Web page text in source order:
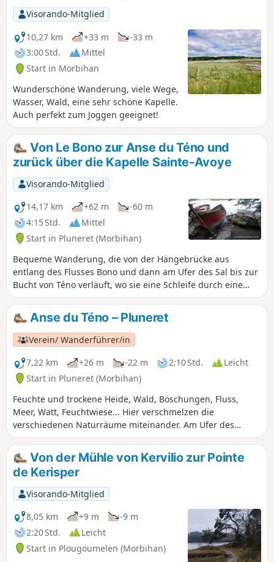
Visorando-Mitglied
10,27 km
+33 m
-33 m
3:00 Std.
Mittel
Start in Morbihan
Wunderschöne Wanderung, viele Wege,
Wasser, Wald, eine sehr schöne Kapelle.
Auch perfekt zum Joggen geeignet!
Von Le Bono zur Anse du Téno und
zurück über die Kapelle Sainte-Avoye
Visorando-Mitglied
14,17 km
+62 m
-60 m
4:15 Std.
Mittel
Start in Pluneret (Morbihan)
Bequeme Wanderung, die von der Hängebrücke aus
entlang des Flusses Bono und dann am Ufer des Sal bis zur
Bucht von Téno verläuft, wo sie eine Schleife durch eine
Landschaft aus Schilfgürteln, Feuchtwiesen und Watt bildet,
die über einen mehrere hundert Meter langen Holzsteg
zugänglich ist. Eine Anlage ermöglicht es, diesen
natürlichen Lebensraum, der zahlreiche seltene Pflanzen-
und Tierarten beherbergt, zu beobachten und zu
verstehen. Auf dem Rückweg über Sainte-Avoye können Sie
eine schöne Kapelle aus dem16. Jahrhundert besichtigen.
Anse du Téno – Pluneret
Verein/ Wanderführer/in
7,22 km
+26 m -22 m 2:10 Std.
Leicht
Start in Pluneret (Morbihan)
Feuchte und trockene Heide, Wald, Böschungen, Fluss,
Meer, Watt, Feuchtwiese... Hier verschmelzen die
verschiedenen Naturräume miteinander. Am Ufer des
Flusses Sal befindet sich auch die Kapelle Sainte-Avoye.
Von der Mühle von Kervilio zur Pointe
de Kerisper
Visorando-Mitglied
8,05 km
+9 m
-9 m
2:20 Std.
Leicht
Start in Plougoumelen (Morbihan)